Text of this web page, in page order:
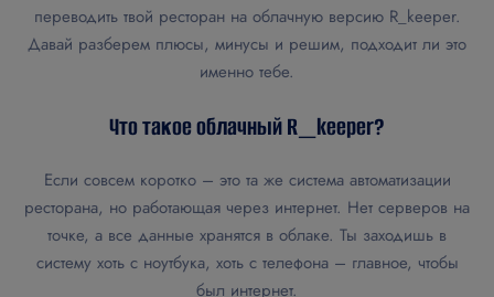
переводить твой ресторан на облачную версию R_keeper.
Давай разберем плюсы, минусы и решим, подходит ли это
именно тебе.
Что такое облачный R_keeper?
Если совсем коротко – это та же система автоматизации
ресторана, но работающая через интернет. Нет серверов на
точке, а все данные хранятся в облаке. Ты заходишь в
систему хоть с ноутбука, хоть с телефона – главное, чтобы
был интернет.